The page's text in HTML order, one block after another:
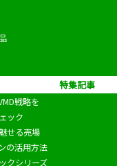
特集記事
戦略を
ック
せる売場
の活用方法
クシリーズ